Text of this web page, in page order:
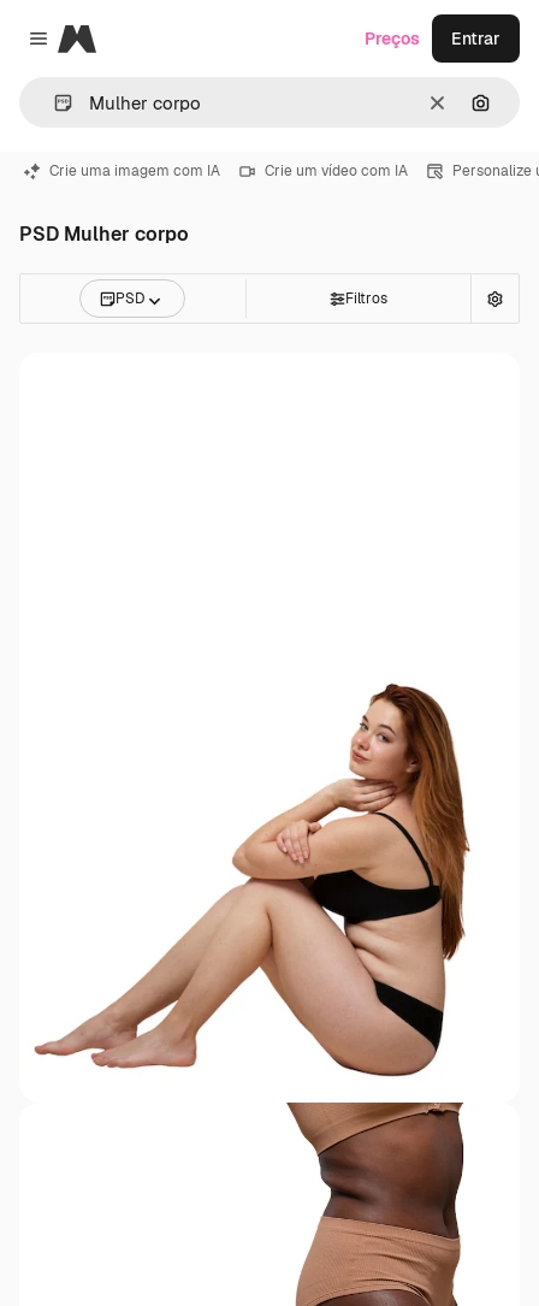
Close menu
Magnific
Limpar
Preços Entrar
Crie uma imagem com IA Crie um vídeo com IA Personalize
PSD Mulher corpo
PSD Filtros